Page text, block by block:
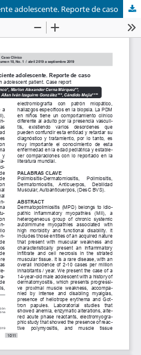
adolescente. Reporte de caso